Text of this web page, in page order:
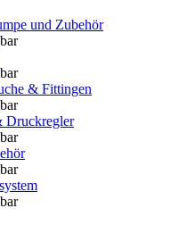
und Zubehör
& Fittingen
Druckregler